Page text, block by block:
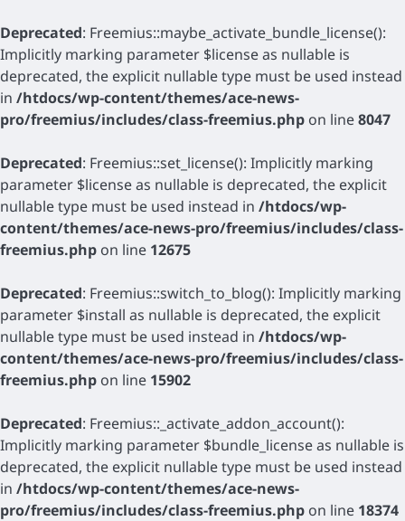
Deprecated: Freemius::maybe_activate_bundle_license():
Implicitly marking parameter $license as nullable is
deprecated, the explicit nullable type must be used instead
in /htdocs/wp-content/themes/ace-news-
pro/freemius/includes/class-freemius.php on line8047
Deprecated: Freemius::set_license(): Implicitly marking
parameter $license as nullable is deprecated, the explicit
nullable type must be used instead in /htdocs/wp-
content/themes/ace-news-pro/freemius/includes/class-
freemius.php on line 12675
Deprecated: Freemius::switch_to_blog(): Implicitly marking
parameter $install as nullable is deprecated, the explicit
nullable type must be used instead in /htdocs/wp-
content/themes/ace-news-pro/freemius/includes/class-
freemius.php on line 15902
Deprecated: Freemius::_activate_addon_account():
Implicitly marking parameter $bundle_license as nullable is
deprecated, the explicit nullable type must be used instead
in /htdocs/wp-content/themes/ace-news-
pro/freemius/includes/class-freemius.php on line 18374